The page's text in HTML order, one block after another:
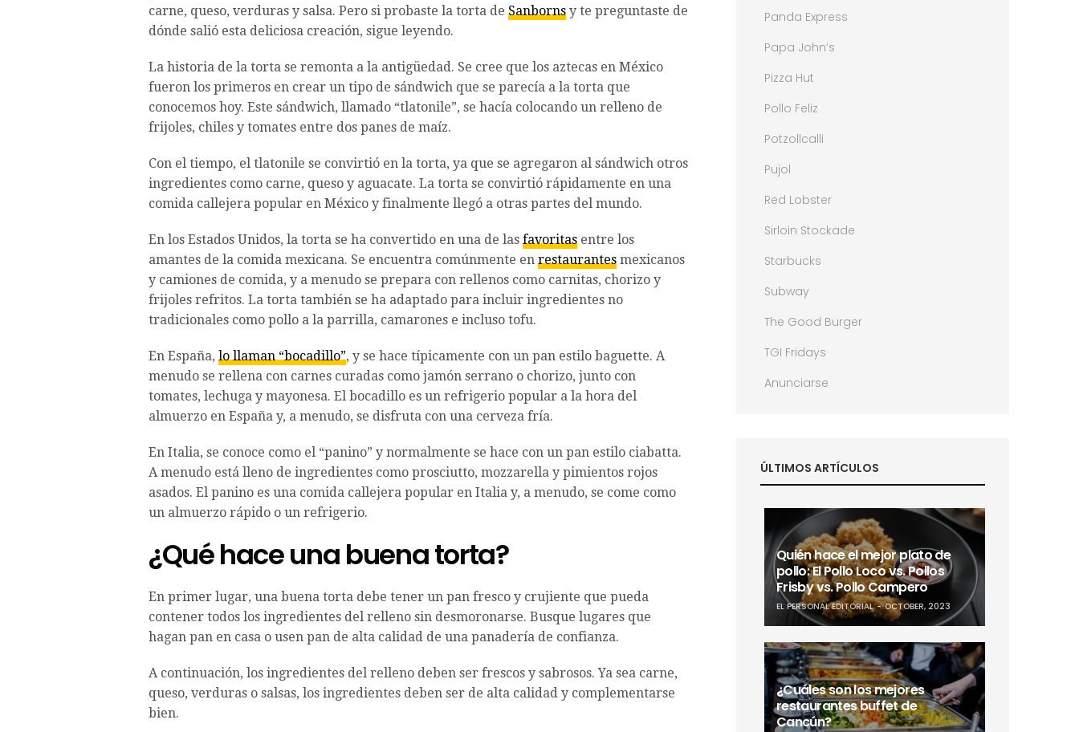
carne, queso, verduras y salsa. Pero si probaste la torta de Sanborns y te preguntaste de
dónde salió esta deliciosa creación, sigue leyendo.
La historia de la torta se remonta a la antigüedad. Se cree que los aztecas en México
fueron los primeros en crear un tipo de sándwich que se parecía a la torta que
conocemos hoy. Este sándwich, llamado “tlatonile”, se hacía colocando un relleno de
frijoles, chiles y tomates entre dos panes de maíz.
Con el tiempo, el tlatonile se convirtió en la torta, ya que se agregaron al sándwich otros
ingredientes como carne, queso y aguacate. La torta se convirtió rápidamente en una
comida callejera popular en México y finalmente llegó a otras partes del mundo.
En los Estados Unidos, la torta se ha convertido en una de las favoritas entre los
amantes de la comida mexicana. Se encuentra comúnmente en restaurantes mexicanos
y camiones de comida, y a menudo se prepara con rellenos como carnitas, chorizo y
frijoles refritos. La torta también se ha adaptado para incluir ingredientes no
tradicionales como pollo a la parrilla, camarones e incluso tofu.
En España, lo llaman “bocadillo”, y se hace típicamente con un pan estilo baguette. A
menudo se rellena con carnes curadas como jamón serrano o chorizo, junto con
tomates, lechuga y mayonesa. El bocadillo es un refrigerio popular a la hora del
almuerzo en España y, a menudo, se disfruta con una cerveza fría.
En Italia, se conoce como el “panino” y normalmente se hace con un pan estilo ciabatta.
A menudo está lleno de ingredientes como prosciutto, mozzarella y pimientos rojos
asados. El panino es una comida callejera popular en Italia y, a menudo, se come como
un almuerzo rápido o un refrigerio.
¿Qué hace una buena torta?
En primer lugar, una buena torta debe tener un pan fresco y crujiente que pueda
contener todos los ingredientes del relleno sin desmoronarse. Busque lugares que
hagan pan en casa o usen pan de alta calidad de una panadería de confianza.
A continuación, los ingredientes del relleno deben ser frescos y sabrosos. Ya sea carne,
queso, verduras o salsas, los ingredientes deben ser de alta calidad y complementarse
bien.
Panda Express
Papa John’s
Pizza Hut
Pollo Feliz
Potzollcalli
Pujol
Red Lobster
Sirloin Stockade
Starbucks
Subway
The Good Burger
TGI Fridays
Anunciarse
ÚLTIMOS ARTÍCULOS
Quién hace el mejor plato de
pollo: El Pollo Loco vs. Pollos
Frisby vs. Pollo Campero
EL PERSONAL EDITORIAL OCTOBER, 2023
¿Cuáles son los mejores
restaurantes buffet de
Cancún?